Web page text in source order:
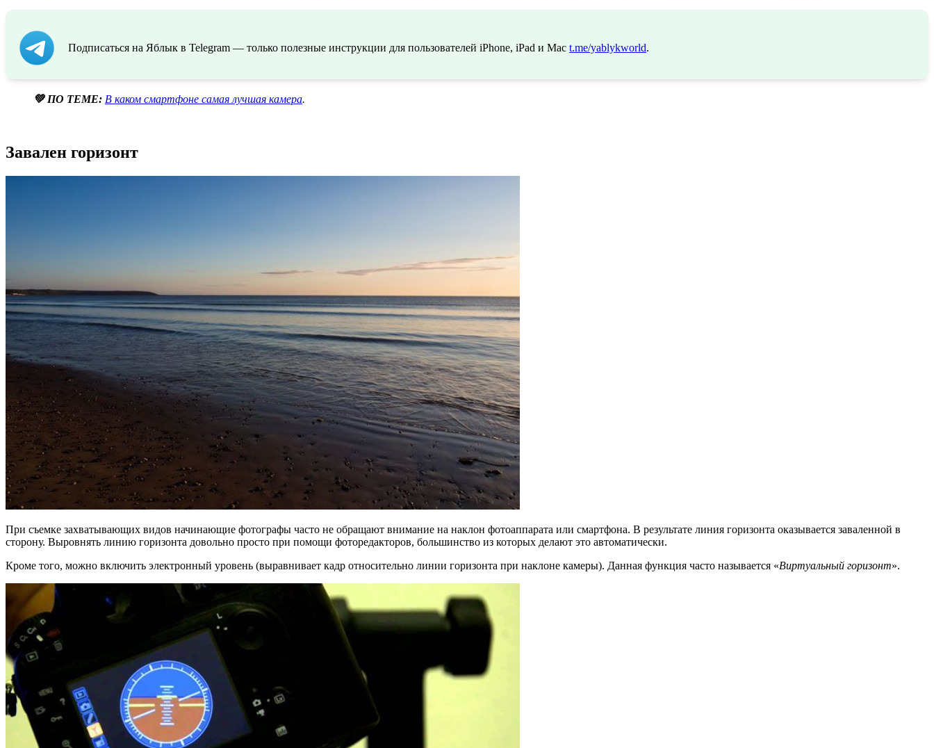
Подписаться на Яблык в Telegram — только полезные инструкции для пользователей iPhone, iPad и Mac t.me/yablykworld.
💚 ПО ТЕМЕ: В каком смартфоне самая лучшая камера.
Завален горизонт
При съемке захватывающих видов начинающие фотографы часто не обращают внимание на наклон фотоаппарата или смартфона. В результате линия горизонта оказывается заваленной в
сторону. Выровнять линию горизонта довольно просто при помощи фоторедакторов, большинство из которых делают это автоматически.
Кроме того, можно включить электронный уровень (выравнивает кадр относительно линии горизонта при наклоне камеры). Данная функция часто называется «Виртуальный горизонт».